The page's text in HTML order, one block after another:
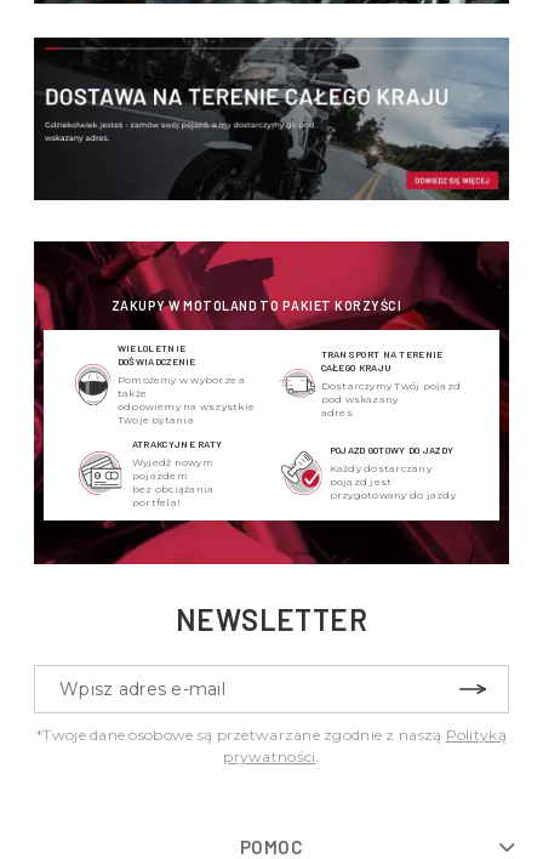
ZAKUPY W MOTOLAND TO PAKIET KORZYŚCI
WIELOLETNIE
DOŚWIADCZENIE
Pomożemy w wyborze a
także
odpowiemy na wszystkie
Twoje pytania
TRANSPORT NA TERENIE
CAŁEGO KRAJU
Dostarczymy Twój pojazd
pod wskazany
adres
ATRAKCYJNE RATY
Wyjedź nowym
pojazdem
bez obciążania
portfela!
POJAZD GOTOWY DO JAZDY
Każdy dostarczany
pojazd jest
przygotowany do jazdy
NEWSLETTER
*Twoje dane osobowe są przetwarzane zgodnie z naszą Polityką
prywatności
POMOC